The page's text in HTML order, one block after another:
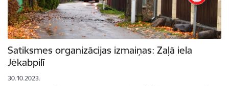
Satiksmes organizācijas izmaiņas: Zaļā iela
Jēkabpilī
30.10.2023.